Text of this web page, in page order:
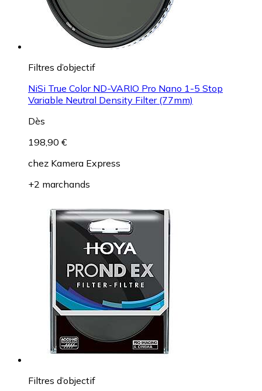
Filtres d’objectif
NiSi True Color ND-VARIO Pro Nano 1-5 Stop
Variable Neutral Density Filter (77mm)
Dès
198,90 €
chez Kamera Express
+2 marchands
Filtres d’objectif